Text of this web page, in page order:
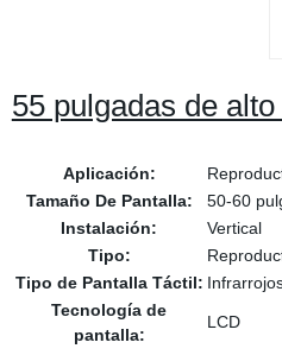
55 pulgadas de
Aplicación:
Tamaño De Pantalla:
50-60
Instalación:
Vertical
Tipo:
Tipo de Pantalla Táctil:
Tecnología de
pantalla:
LCD